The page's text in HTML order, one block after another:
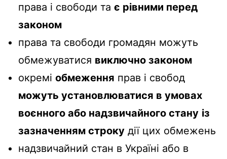
права і свободи та є рівними перед
законом
права та свободи громадян можуть
обмежуватися виключно законом
окремі обмеження прав і свобод
можуть установлюватися в умовах
воєнного або надзвичайного стану із
зазначенням строку дії цих обмежень
надзвичайний стан в Україні або в